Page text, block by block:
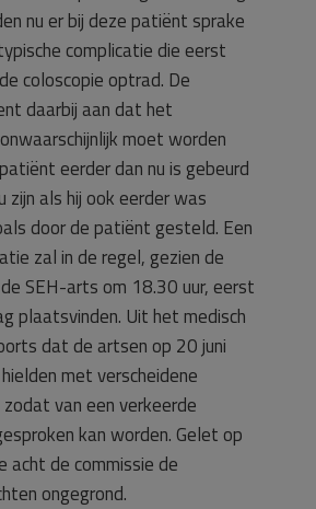
nu er bij deze patiënt sprake
complicatie die eerst
coloscopie optrad. De
daarbij aan dat het
moet worden
eerder dan nu is gebeurd
zijn als hij ook eerder was
door de patiënt gesteld. Een
zal in de regel, gezien de
SEH-arts om 18.30 uur, eerst
plaatsvinden. Uit het medisch
dat de artsen op 20 juni
met verscheidene
van een verkeerde
kan worden. Gelet op
acht de commissie de
ongegrond.